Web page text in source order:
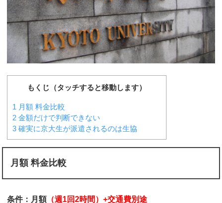
もくじ（タッチすると移動します）
1 月額 料金比較
2 金額だけで判断できない
3 確実に京大生が派遣されるのは生協
月額 料金比較
条件：月額（週1回2時間）+交通費別途